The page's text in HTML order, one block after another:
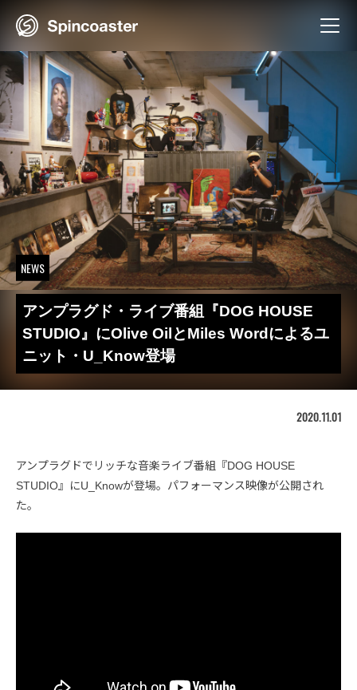
NEWS
アンプラグド・ライブ番組『DOG HOUSE
STUDIO』にOlive OilとMiles Wordによるユ
ニット・U_Know登場
2020.11.01
アンプラグドでリッチな音楽ライブ番組『DOG HOUSE
STUDIO』にU_Knowが登場。パフォーマンス映像が公開され
た。